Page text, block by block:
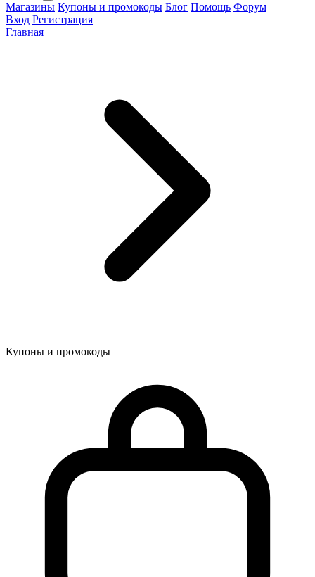
Магазины Купоны и промокоды Блог Помощь Форум
Вход Регистрация
Главная
Купоны и промокоды